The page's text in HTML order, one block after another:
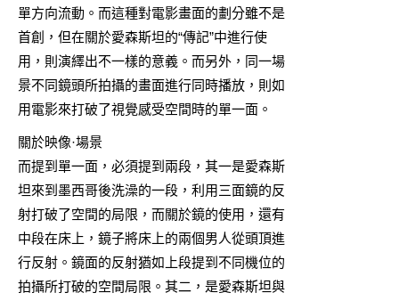
單方向流動。而這種對電影畫面的劃分雖不是
首創，但在關於愛森斯坦的“傳記”中進行使
用，則演繹出不一樣的意義。而另外，同一場
景不同鏡頭所拍攝的畫面進行同時播放，則如
用電影來打破了視覺感受空間時的單一面。
關於映像·場景
而提到單一面，必須提到兩段，其一是愛森斯
坦來到墨西哥後洗澡的一段，利用三面鏡的反
射打破了空間的局限，而關於鏡的使用，還有
中段在床上，鏡子將床上的兩個男人從頭頂進
行反射。鏡面的反射猶如上段提到不同機位的
拍攝所打破的空間局限。其二，是愛森斯坦與